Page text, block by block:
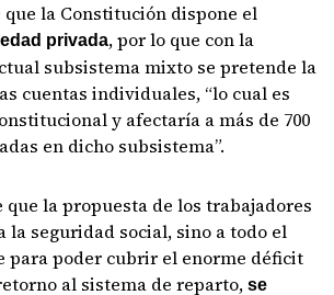
que la Constitución dispone el
privada, por lo que con la
subsistema mixto se pretende la
cuentas individuales, “lo cual es
y afectaría a más de 700
en dicho subsistema”.
que la propuesta de los trabajadores
la seguridad social, sino a todo el
para poder cubrir el enorme déficit
al sistema de reparto, se